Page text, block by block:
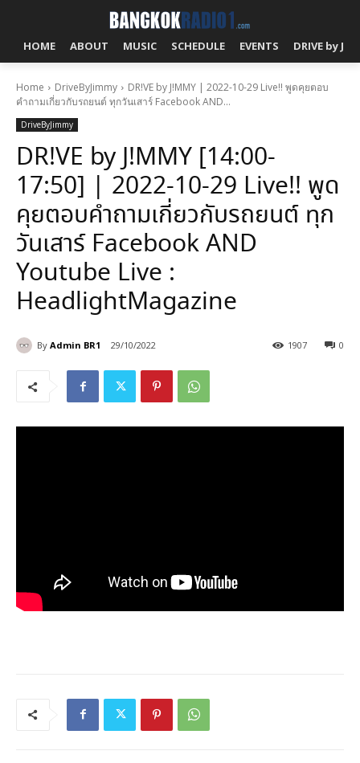
HOME ABOUT MUSIC SCHEDULE EVENTS DRIVE by
Home DriveByJimmy
DR!VE by J!MMY | 2022-10-29 Live!! พูดคุยตอบ
คำถามเกี่ยวกับรถยนต์ ทุกวันเสาร์ Facebook AND...
DriveByJimmy
DR!VE by J!MMY [14:00-
17:50] | 2022-10-29 Live!! พูด
คุยตอบคำถามเกี่ยวกับรถยนต์ ทุก
วันเสาร์ Facebook AND
Youtube Live :
HeadlightMagazine
By Admin BR1 29/10/2022 0
1907